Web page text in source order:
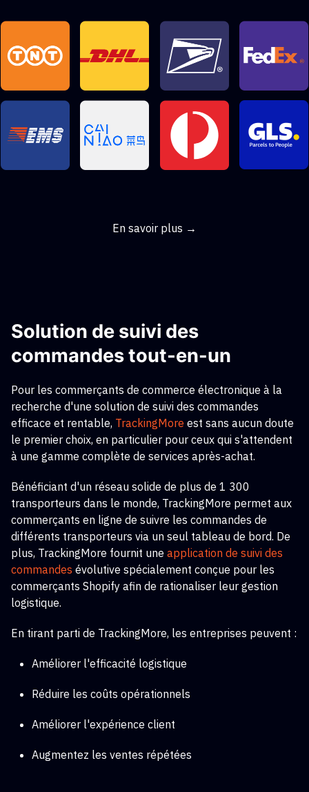
En savoir plus →
Solution de suivi des
commandes tout-en-un
Pour les commerçants de commerce électronique à la
recherche d'une solution de suivi des commandes
efficace et rentable, TrackingMore est sans aucun doute
le premier choix, en particulier pour ceux qui s'attendent
à une gamme complète de services après-achat.
Bénéficiant d'un réseau solide de plus de 1 300
transporteurs dans le monde, TrackingMore permet aux
commerçants en ligne de suivre les commandes de
différents transporteurs via un seul tableau de bord. De
plus, TrackingMore fournit une application de suivi des
commandes évolutive spécialement conçue pour les
commerçants Shopify afin de rationaliser leur gestion
logistique.
En tirant parti de TrackingMore, les entreprises peuvent :
Améliorer l'efficacité logistique
Réduire les coûts opérationnels
Améliorer l'expérience client
Augmentez les ventes répétées